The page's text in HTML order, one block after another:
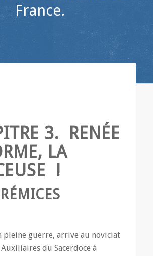
France.
3.
RENÉE
LA
!
pleine guerre, arrive au noviciat
du Sacerdoce à